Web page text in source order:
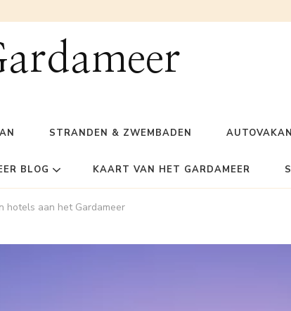
STRANDEN & ZWEMBADEN
BLOG KAART VAN HET GARDAMEER
hotels aan het Gardameer